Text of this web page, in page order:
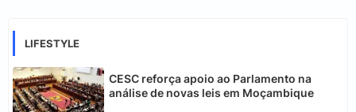
LIFESTYLE
CESC reforça apoio ao Parlamento na
análise de novas leis em Moçambique